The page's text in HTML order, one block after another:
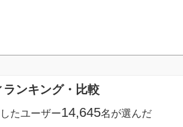
ランキング・比較
たユーザー14,645名が選んだ